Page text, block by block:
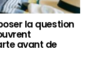
la question
avant de